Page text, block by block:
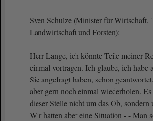
Sven Schulze (Minister für Wirtschaft,
Landwirtschaft und Forsten):
Herr Lange, ich könnte Teile meiner
einmal vortragen. Ich glaube, ich habe
Sie angefragt haben, schon
aber gern noch einmal wiederholen.
dieser Stelle nicht um das Ob, sondern
Wir hatten aber eine Situation - - Man